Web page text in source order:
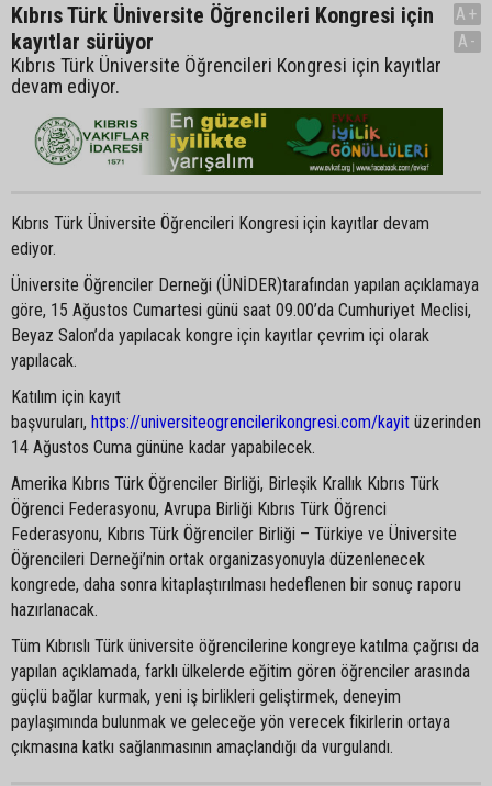
Kıbrıs Türk Üniversite Öğrencileri Kongresi için
kayıtlar sürüyor
Kıbrıs Türk Üniversite Öğrencileri Kongresi için kayıtlar
devam ediyor.
A+
A-
Kıbrıs Türk Üniversite Öğrencileri Kongresi için kayıtlar devam
ediyor.
Üniversite Öğrenciler Derneği (ÜNİDER)tarafından yapılan açıklamaya
göre, 15 Ağustos Cumartesi günü saat 09.00’da Cumhuriyet Meclisi,
Beyaz Salon’da yapılacak kongre için kayıtlar çevrim içi olarak
yapılacak.
Katılım için kayıt
başvuruları, https://universiteogrencilerikongresi.com/kayit üzerinden
14 Ağustos Cuma gününe kadar yapabilecek.
Amerika Kıbrıs Türk Öğrenciler Birliği, Birleşik Krallık Kıbrıs Türk
Öğrenci Federasyonu, Avrupa Birliği Kıbrıs Türk Öğrenci
Federasyonu, Kıbrıs Türk Öğrenciler Birliği – Türkiye ve Üniversite
Öğrencileri Derneği’nin ortak organizasyonuyla düzenlenecek
kongrede, daha sonra kitaplaştırılması hedeflenen bir sonuç raporu
hazırlanacak.
Tüm Kıbrıslı Türk üniversite öğrencilerine kongreye katılma çağrısı da
yapılan açıklamada, farklı ülkelerde eğitim gören öğrenciler arasında
güçlü bağlar kurmak, yeni iş birlikleri geliştirmek, deneyim
paylaşımında bulunmak ve geleceğe yön verecek fikirlerin ortaya
çıkmasına katkı sağlanmasının amaçlandığı da vurgulandı.